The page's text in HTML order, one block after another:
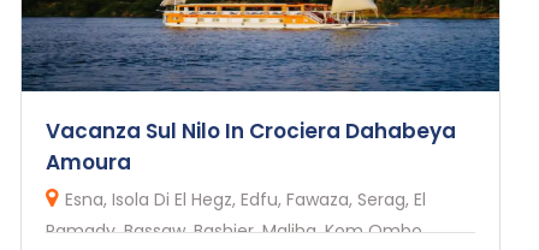
Vacanza Sul Nilo In Crociera Dahabeya
Amoura
Esna, Isola Di El Hegz, Edfu, Fawaza, Serag, El
Ramady, Bassaw, Bashier, Maliha, Kom Ombo,